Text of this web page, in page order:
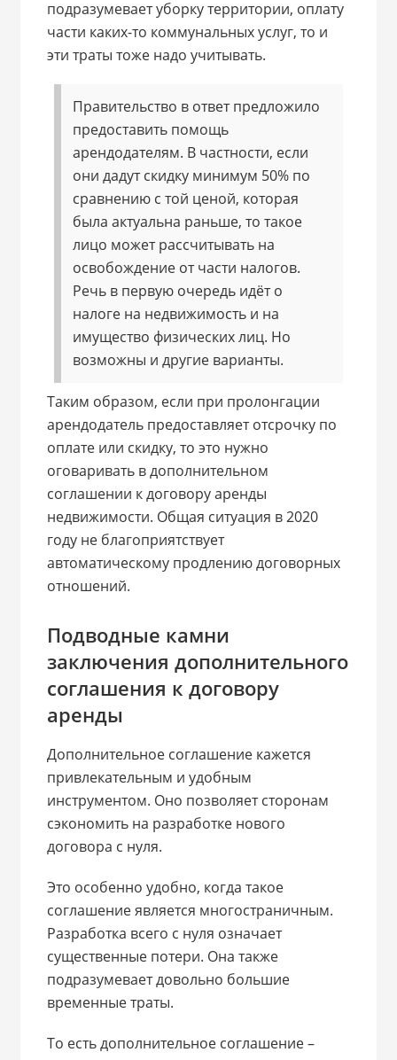
подразумевает уборку территории, оплату
части каких-то коммунальных услуг, то и
эти траты тоже надо учитывать.
Правительство в ответ предложило
предоставить помощь
арендодателям. В частности, если
они дадут скидку минимум 50% по
сравнению с той ценой, которая
была актуальна раньше, то такое
лицо может рассчитывать на
освобождение от части налогов.
Речь в первую очередь идёт о
налоге на недвижимость и на
имущество физических лиц. Но
возможны и другие варианты.
Таким образом, если при пролонгации
арендодатель предоставляет отсрочку по
оплате или скидку, то это нужно
оговаривать в дополнительном
соглашении к договору аренды
недвижимости. Общая ситуация в 2020
году не благоприятствует
автоматическому продлению договорных
отношений.
Подводные камни
заключения дополнительного
соглашения к договору
аренды
Дополнительное соглашение кажется
привлекательным и удобным
инструментом. Оно позволяет сторонам
сэкономить на разработке нового
договора с нуля.
Это особенно удобно, когда такое
соглашение является многостраничным.
Разработка всего с нуля означает
существенные потери. Она также
подразумевает довольно большие
временные траты.
То есть дополнительное соглашение –